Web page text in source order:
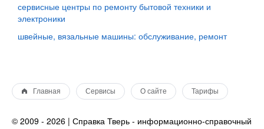
сервисные центры по ремонту бытовой техники и
электроники
швейные, вязальные машины: обслуживание, ремонт
Главная Сервисы О сайте Тарифы
© 2009 - 2026 | Справка Тверь - информационно-справочный